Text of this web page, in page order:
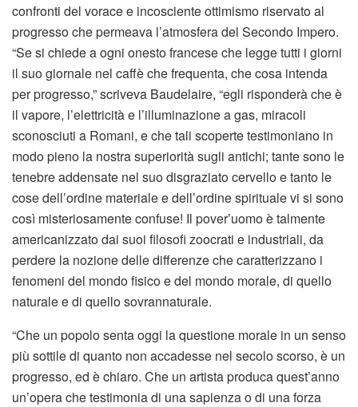
confronti del vorace e incosciente ottimismo riservato al
progresso che permeava l’atmosfera del Secondo Impero.
“Se si chiede a ogni onesto francese che legge tutti i giorni
il suo giornale nel caffè che frequenta, che cosa intenda
per progresso,” scriveva Baudelaire, “egli risponderà che è
il vapore, l’elettricità e l’illuminazione a gas, miracoli
sconosciuti a Romani, e che tali scoperte testimoniano in
modo pieno la nostra superiorità sugli antichi; tante sono le
tenebre addensate nel suo disgraziato cervello e tanto le
cose dell’ordine materiale e dell’ordine spirituale vi si sono
così misteriosamente confuse! Il pover’uomo è talmente
americanizzato dai suoi filosofi zoocrati e industriali, da
perdere la nozione delle differenze che caratterizzano i
fenomeni del mondo fisico e del mondo morale, di quello
naturale e di quello sovrannaturale.
“Che un popolo senta oggi la questione morale in un senso
più sottile di quanto non accadesse nel secolo scorso, è un
progresso, ed è chiaro. Che un artista produca quest’anno
un’opera che testimonia di una sapienza o di una forza